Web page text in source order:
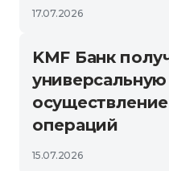
17.07.2026
KMF Банк
операций
15.07.2026